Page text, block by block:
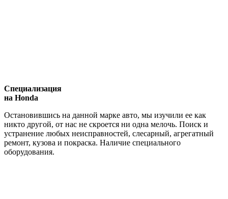
Специализация
на Honda
Остановившись на данной марке авто, мы изучили ее как
никто другой, от нас не скроется ни одна мелочь. Поиск и
устранение любых неисправностей, слесарный, агрегатный
ремонт, кузова и покраска. Наличие специального
оборудования.